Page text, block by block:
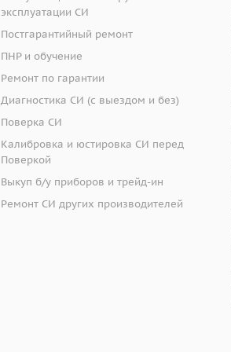
эксплуатации СИ
Постгарантийный ремонт
ПНР и обучение
Ремонт по гарантии
Диагностика СИ (с выездом и без)
Поверка СИ
Калибровка и юстировка СИ перед
Поверкой
Выкуп б/у приборов и трейд-ин
Ремонт СИ других производителей